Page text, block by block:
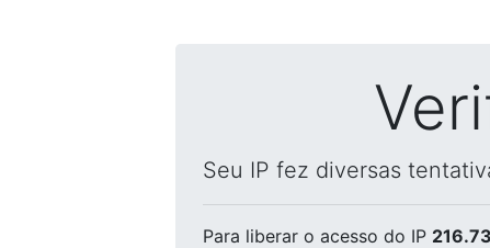
Seu IP fez diversas
Para liberar o acesso do IP